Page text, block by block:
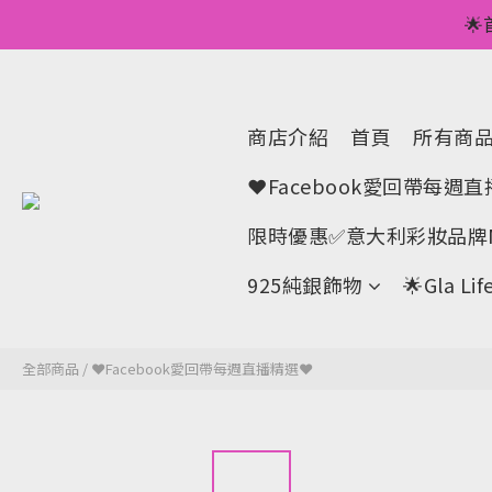
💥正價服裝滿🌟
💥正價服裝滿減
商店介紹 首頁
所有商
❤Facebook愛回帶每週
限時優惠✅意大利彩妝品
925純銀飾物
🌟Gla
全部商品 / ❤Facebook愛回帶每週直播精選❤